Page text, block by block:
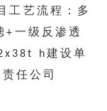
工艺流程：多
+一级反渗透
h建设单
任公司